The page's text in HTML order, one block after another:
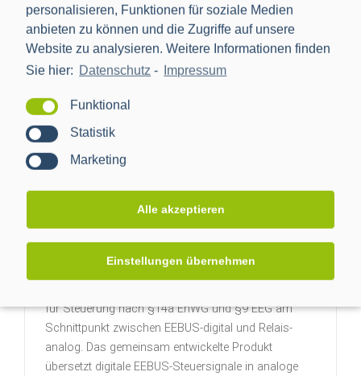
personalisieren, Funktionen für soziale Medien
anbieten zu können und die Zugriffe auf unsere
Website zu analysieren. Weitere Informationen finden
Sie hier: Datenschutz - Impressum
Funktional
Statistik
Marketing
Alle akzeptieren
Einstellungen übernehmen
Projektabschluss CACTUS: Mehr
Transparenz für das Niederspannungsnetz
Weidmüller und PPC demonstrieren auf der E-world
für Steuerung nach §14a EnWG und §9 EEG am
Schnittpunkt zwischen EEBUS-digital und Relais-
analog. Das gemeinsam entwickelte Produkt
übersetzt digitale EEBUS-Steuersignale in analoge